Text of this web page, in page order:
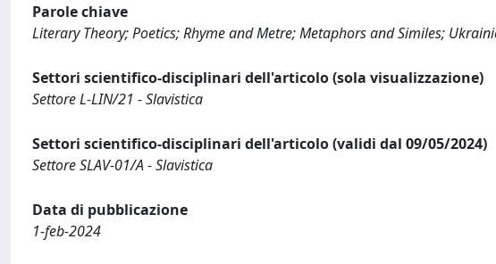
Parole chiave
Literary Theory; Poetics; Rhyme and Metre; Metaphors and Similes;
Settori scientifico-disciplinari dell'articolo (sola visualizzazione)
Settore L-LIN/21 - Slavistica
Settori scientifico-disciplinari dell'articolo (validi dal 09/05/2024)
Settore SLAV-01/A - Slavistica
Data di pubblicazione
1-feb-2024